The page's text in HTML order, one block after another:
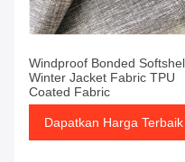
Windproof Bonded
Winter Jacket Fabric TPU
Coated Fabric
Dapatkan Harga Terbaik